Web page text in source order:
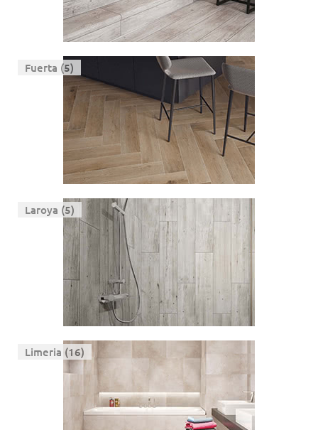
Fuerta (5)
Laroya (5)
Limeria (16)